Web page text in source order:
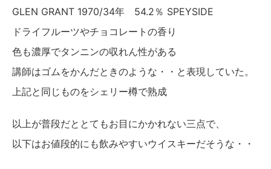
GLEN GRANT 1970/34年 54.2％ SPEYSIDE
ドライフルーツやチョコレートの香り
色も濃厚でタンニンの収れん性がある
講師はゴムをかんだときのような・・と表現していた。
上記と同じものをシェリー樽で熟成
以上が普段だととてもお目にかかれない三点で、
以下はお値段的にも飲みやすいウイスキーだそうな・・